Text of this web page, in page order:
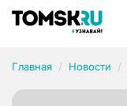
Главная Новости